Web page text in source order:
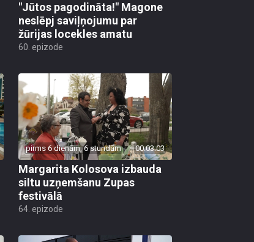
"Jūtos pagodināta!" Magone
neslēpj saviļņojumu par
žūrijas locekles amatu
60. epizode
pirms 6 dienām, 6 stundām 00:03:03
Margarita Kolosova izbauda
siltu uzņemšanu Zupas
festivālā
64. epizode